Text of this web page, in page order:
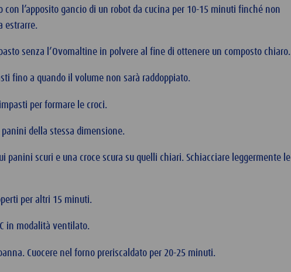
con l’apposito gancio di un robot da cucina per 10-15 minuti finché non
estrarre.
senza l’Ovomaltine in polvere al fine di ottenere un composto chiaro.
fino a quando il volume non sarà raddoppiato.
per formare le croci.
della stessa dimensione.
panini scuri e una croce scura su quelli chiari. Schiacciare leggermente le
per altri 15 minuti.
in modalità ventilato.
Cuocere nel forno preriscaldato per 20-25 minuti.